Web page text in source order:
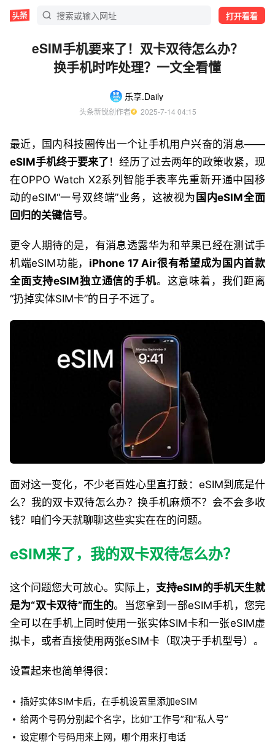
打开看看
eSIM手机要来了！双卡双待怎么办？
换手机时咋处理？一文全看懂
乐享.Daily
头条新锐创作者
  2025-7-14 04:15
最近，国内科技圈传出一个让手机用户兴奋的消息——
eSIM手机终于要来了 ！经历了过去两年的政策收紧，现
在OPPO Watch X2系列智能手表率先重新开通中国移
动的eSIM“一号双终端”业务，这被视为 国内eSIM全面
回归的关键信号。
更令人期待的是，有消息透露华为和苹果已经在测试手
机端eSIM功能， iPhone 17 Air很有希望成为国内首款
全面支持eSIM独立通信的手机。这意味着，我们距离
“扔掉实体SIM卡”的日子不远了。
面对这一变化，不少老百姓心里直打鼓：eSIM到底是什
么？我的双卡双待怎么办？换手机麻烦不？会不会多收
钱？咱们今天就聊聊这些实实在在的问题。
eSIM来了，我的双卡双待怎么办？
这个问题您大可放心。实际上， 支持eSIM的手机天生就
是为“双卡双待”而生的。当您拿到一部eSIM手机，您完
全可以在手机上同时使用一张实体SIM卡和一张eSIM虚
拟卡，或者直接使用两张eSIM卡（取决于手机型号）。
设置起来也简单得很：
插好实体SIM卡后，在手机设置里添加eSIM
给两个号码分别起个名字，比如“工作号”和“私人号”
设定哪个号码用来上网，哪个用来打电话